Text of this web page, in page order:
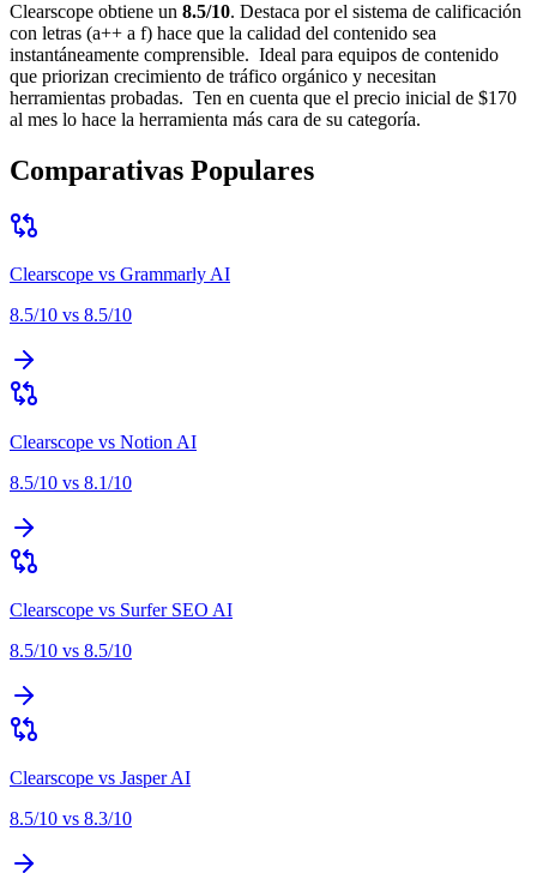
Clearscope obtiene un 8.5/10. Destaca porel sistema de calificación
con letras (a++ a f) hace que la calidad del contenido sea
instantáneamente comprensible. Ideal para equipos de contenido
que priorizan crecimiento de tráfico orgánico y necesitan
herramientas probadas. Ten en cuenta que el precio inicial de $170
al mes lo hace la herramienta más cara de su categoría.
Comparativas Populares
Clearscope vs Grammarly AI
8.5/10 vs 8.5/10
Clearscope vs Notion AI
8.5/10 vs 8.1/10
Clearscope vs Surfer SEO AI
8.5/10 vs 8.5/10
Clearscope vs Jasper AI
8.5/10 vs 8.3/10